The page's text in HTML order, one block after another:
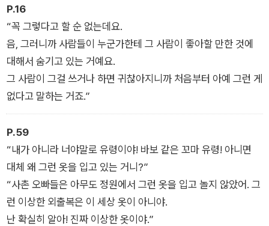
작이라고 평가받는 작품이다.
톰과 해티의 마법 같은 이야기 속에는 신기한 모험뿐만 아니라 현
실보다 더 아름답고 생기 넘치는 넓은 정원, 시계에는 존재하지
않는 시간과 비밀스러운 사건들이 가득하다. 시계가 열세 번 울리
고, 톰이 시공간을 넘나들며 환상적인 사건들을 겪어가는 동안 이
야기 곳곳에 숨겨진 비밀들을 찾아내고, 톰을 따라 각각의 퍼즐을
맞추며 비밀을 풀어가는 과정은 독자들에게 더없이 짜릿하고 즐
거운 경험을 선사할 것이다.
P.16
“꼭 그렇다고 할 순 없는데요.
음, 그러니까 사람들이 누군가한테 그 사람이 좋아할 만한 것에
대해서 숨기고 있는 거예요.
그 사람이 그걸 쓰거나 하면 귀찮아지니까 처음부터 아예 그런 게
없다고 말하는 거죠.”
P.59
“내가 아니라 너야말로 유령이야! 바보 같은 꼬마 유령! 아니면
대체 왜 그런 옷을 입고 있는 거니?”
“사촌 오빠들은 아무도 정원에서 그런 옷을 입고 놀지 않았어. 그
런 이상한 외출복은 이 세상 옷이 아니야.
난 확실히 알아! 진짜 이상한 옷이야.”